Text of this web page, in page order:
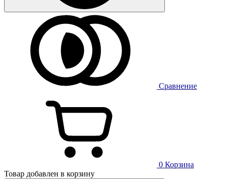
Сравнение
0 Корзина
Товар добавлен в корзину